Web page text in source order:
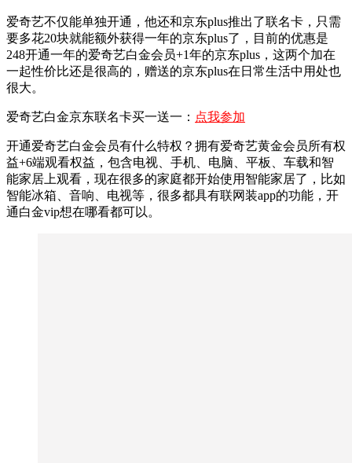
爱奇艺不仅能单独开通，他还和京东plus推出了联名卡，只需
要多花20块就能额外获得一年的京东plus了，目前的优惠是
248开通一年的爱奇艺白金会员+1年的京东plus，这两个加在
一起性价比还是很高的，赠送的京东plus在日常生活中用处也
很大。
爱奇艺白金京东联名卡买一送一： 点我参加
开通爱奇艺白金会员有什么特权？拥有爱奇艺黄金会员所有权
益+6端观看权益，包含电视、手机、电脑、平板、车载和智
能家居上观看，现在很多的家庭都开始使用智能家居了，比如
智能冰箱、音响、电视等，很多都具有联网装app的功能，开
通白金vip想在哪看都可以。